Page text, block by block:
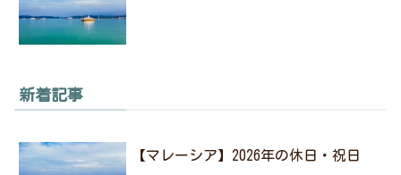
新着記事
【マレーシア】2026年の休日・祝日